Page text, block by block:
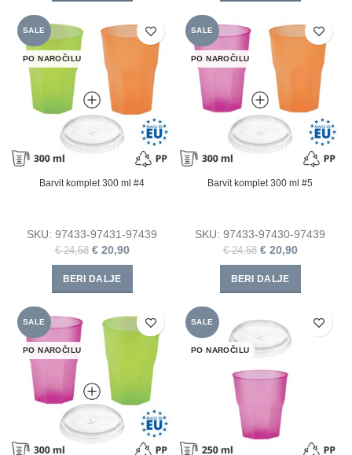
SALE
PO NAROČILU
Barvit komplet 300 ml #4
SKU: 97433-97431-97439
€24,58 € 20,90
BERI DALJE
SALE
PO NAROČILU
Barvit komplet 300 ml #5
SKU: 97433-97430-97439
€24,58 € 20,90
BERI DALJE
SALE
PO NAROČILU
SALE
PO NAROČILU